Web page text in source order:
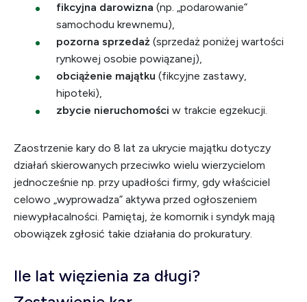
fikcyjna darowizna (np. „podarowanie”
samochodu krewnemu),
pozorna sprzedaż (sprzedaż poniżej wartości
rynkowej osobie powiązanej),
obciążenie majątku (fikcyjne zastawy,
hipoteki),
zbycie nieruchomości w trakcie egzekucji.
Zaostrzenie kary do 8 lat za ukrycie majątku dotyczy
działań skierowanych przeciwko wielu wierzycielom
jednocześnie np. przy upadłości firmy, gdy właściciel
celowo „wyprowadza” aktywa przed ogłoszeniem
niewypłacalności. Pamiętaj, że komornik i syndyk mają
obowiązek zgłosić takie działania do prokuratury.
Ile lat więzienia za długi?